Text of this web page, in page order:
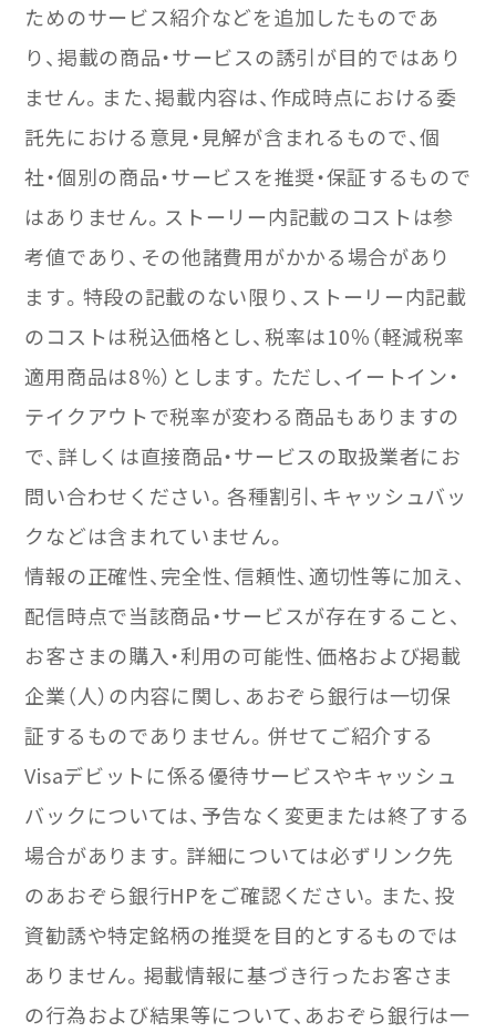
ためのサービス紹介などを追加したものであ
り、掲載の商品・サービスの誘引が目的ではあり
ません。また、掲載内容は、作成時点における委
託先における意見・見解が含まれるもので、個
社・個別の商品・サービスを推奨・保証するもので
はありません。ストーリー内記載のコストは参
考値であり、その他諸費用がかかる場合があり
ます。特段の記載のない限り、ストーリー内記載
のコストは税込価格とし、税率は10％（軽減税率
適用商品は8％）とします。ただし、イートイン・
テイクアウトで税率が変わる商品もありますの
で、詳しくは直接商品・サービスの取扱業者にお
問い合わせください。各種割引、キャッシュバッ
クなどは含まれていません。
情報の正確性、完全性、信頼性、適切性等に加え、
配信時点で当該商品・サービスが存在すること、
お客さまの購入・利用の可能性、価格および掲載
企業（人）の内容に関し、あおぞら銀行は一切保
証するものでありません。併せてご紹介する
Visaデビットに係る優待サービスやキャッシュ
バックについては、予告なく変更または終了する
場合があります。詳細については必ずリンク先
のあおぞら銀行HPをご確認ください。また、投
資勧誘や特定銘柄の推奨を目的とするものでは
ありません。掲載情報に基づき行ったお客さま
の行為および結果等について、あおぞら銀行は一